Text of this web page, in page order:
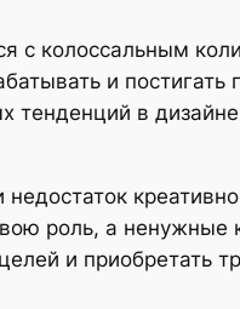
колоссальным
и
в
роль, а
и приобретать